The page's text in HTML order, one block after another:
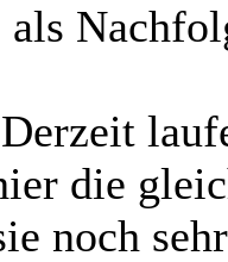
als
Derzeit
die
noch